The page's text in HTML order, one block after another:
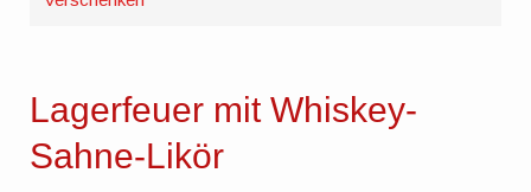
Lagerfeuer mit Whiskey-
Sahne-Likör